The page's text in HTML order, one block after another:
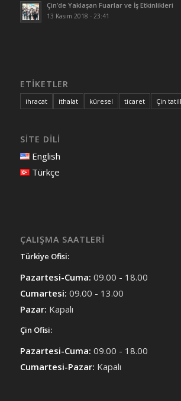
Çin’de Yaklaşan Fuarlar ve İş Etkinlikleri
13 Kasım 2018 - 23:41
ETİKETLER
ihracat ithalat küresel ticaret Çin
SİTE DİLİ
English
Türkçe
ÇALIŞMA SAATLERI
Türkiye Ofisi:
Pazartesi-Cuma: 09.00 - 18.00
Cumartesi: 09.00 - 13.00
Pazar: Kapalı
Çin Ofisi:
Pazartesi-Cuma: 09.00 - 18.00
Cumartesi-Pazar: Kapalı